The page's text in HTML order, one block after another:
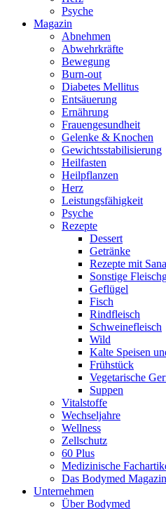
Psyche
Magazin
Abnehmen
Abwehrkräfte
Bewegung
Burn-out
Diabetes Mellitus
Entsäuerung
Ernährung
Frauengesundheit
Gelenke & Knochen
Gewichtsstabilisierung
Heilfasten
Heilpflanzen
Herz
Leistungsfähigkeit
Psyche
Rezepte
Dessert
Getränke
Rezepte mit
Sonstige
Geflügel
Fisch
Rindfleisch
Schweinefleisch
Wild
Kalte Speisen
Frühstück
Vegetarische
Suppen
Vitalstoffe
Wechseljahre
Wellness
Zellschutz
60 Plus
Medizinische
Das Bodymed Magazin
Unternehmen
Über Bodymed